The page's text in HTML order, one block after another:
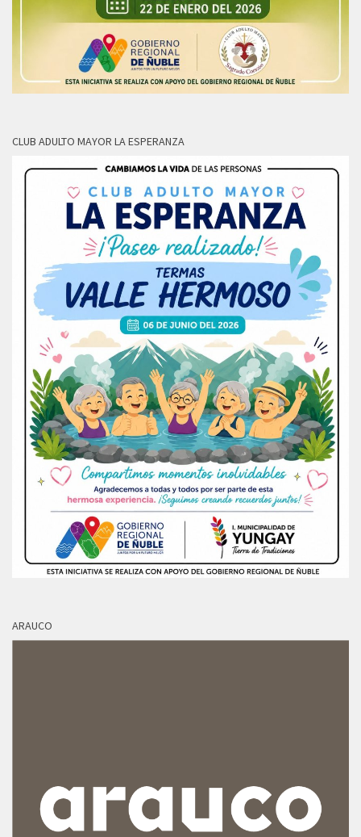
CLUB ADULTO MAYOR LA ESPERANZA
ARAUCO